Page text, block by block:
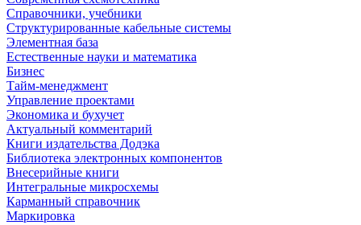
Справочники, учебники
Структурированные кабельные системы
Элементная база
Естественные науки и математика
Бизнес
Тайм-менеджмент
Управление проектами
Экономика и бухучет
Актуальный комментарий
Книги издательства Додэка
Библиотека электронных компонентов
Внесерийные книги
Интегральные микросхемы
Карманный справочник
Маркировка